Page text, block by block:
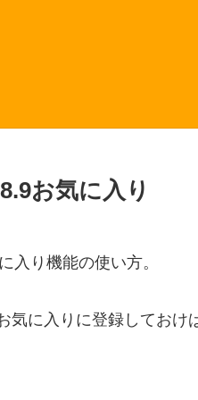
お気に入り
入り機能の使い方。
気に入りに登録してお